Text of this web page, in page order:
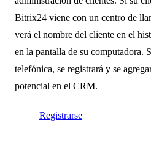
Bitrix24 viene con un centro de
verá el nombre del cliente en el
en la pantalla de su computadora.
telefónica, se registrará y se
potencial en el CRM.
Registrarse